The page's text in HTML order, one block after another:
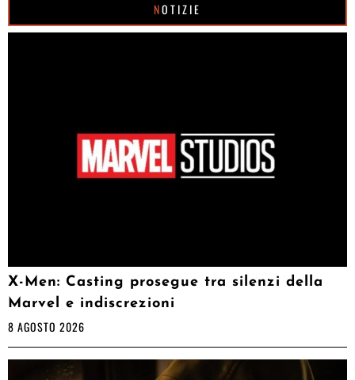
NOTIZIE
X-Men: Casting prosegue tra silenzi della
Marvel e indiscrezioni
8 AGOSTO 2026